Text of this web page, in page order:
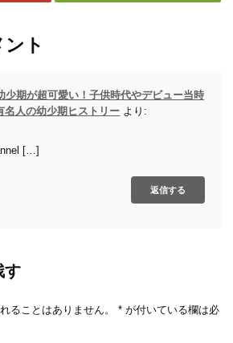
ト
少期が超可愛い！子供時代やデビュー当時
名人の幼少期ヒストリー より:
[…]
返信する
す
ることはありません。 * が付いている欄は必